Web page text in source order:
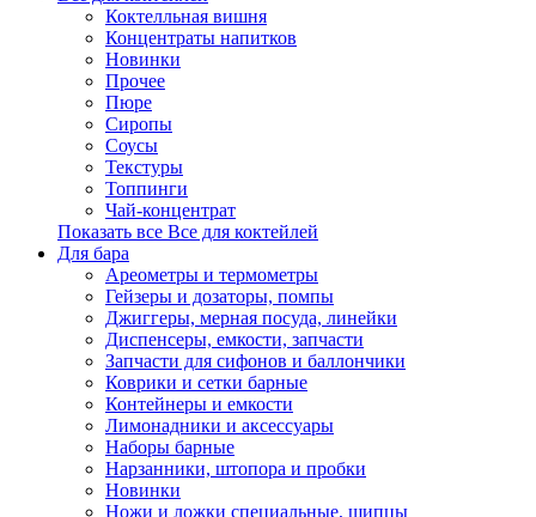
Коктелльная вишня
Концентраты напитков
Новинки
Прочее
Пюре
Сиропы
Соусы
Текстуры
Топпинги
Чай-концентрат
Показать все Все для коктейлей
Для бара
Ареометры и термометры
Гейзеры и дозаторы, помпы
Джиггеры, мерная посуда, линейки
Диспенсеры, емкости, запчасти
Запчасти для сифонов и баллончики
Коврики и сетки барные
Контейнеры и емкости
Лимонадники и аксессуары
Наборы барные
Нарзанники, штопора и пробки
Новинки
Ножи и ложки специальные, щипцы